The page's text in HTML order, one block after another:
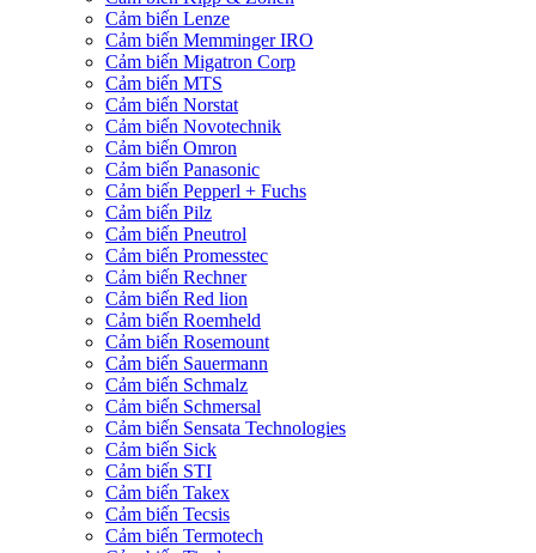
Cảm biến Lenze
Cảm biến Memminger IRO
Cảm biến Migatron Corp
Cảm biến MTS
Cảm biến Norstat
Cảm biến Novotechnik
Cảm biến Omron
Cảm biến Panasonic
Cảm biến Pepperl + Fuchs
Cảm biến Pilz
Cảm biến Pneutrol
Cảm biến Promesstec
Cảm biến Rechner
Cảm biến Red lion
Cảm biến Roemheld
Cảm biến Rosemount
Cảm biến Sauermann
Cảm biến Schmalz
Cảm biến Schmersal
Cảm biến Sensata Technologies
Cảm biến Sick
Cảm biến STI
Cảm biến Takex
Cảm biến Tecsis
Cảm biến Termotech